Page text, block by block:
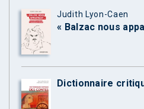
Judith Lyon-Caen
« Balzac nous
Dictionnaire